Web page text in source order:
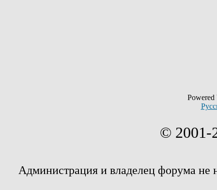
© 2001-
Администрация и владелец форума не